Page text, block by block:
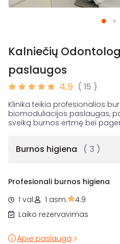
Kalniečių
paslaugos
4.9 ( 15 )
Klinika teikia profesionalios
biomoduliacijos paslaugas,
sveiką burnos ertmę bei
Burnos higiena ( 3 )
Profesionali burnos higiena
1 val.
1 asm.
4.9
Laiko rezervavimas
Apie paslaugą